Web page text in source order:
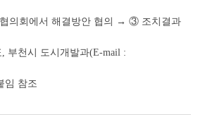
의회에서 해결방안 협의 → ③ 조치결과
부천시 도시개발과(E-mail :
임 참조